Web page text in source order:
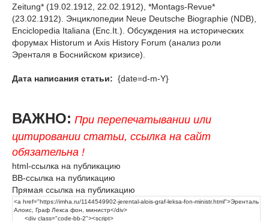
Zeitung* (19.02.1912, 22.02.1912), *Montags-Revue*
(23.02.1912). Энциклопедии Neue Deutsche Biographie (NDB),
Enciclopedia Italiana (Enc.It.). Обсуждения на исторических
форумах Historum и Axis History Forum (анализ роли
Эренталя в Боснийском кризисе).
Дата написания статьи: {date=d-m-Y}
ВАЖНО: При перепечатывании или
цитировании статьи, ссылка на сайт
обязательна !
html-ссылка на публикацию
BB-ссылка на публикацию
Прямая ссылка на публикацию